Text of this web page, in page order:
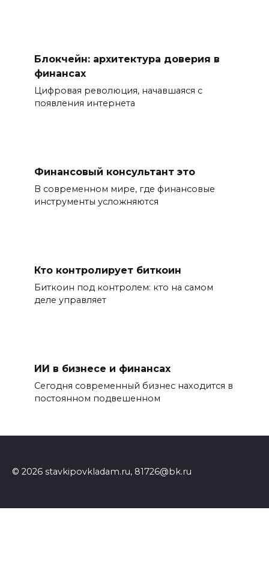
Блокчейн: архитектура доверия в
финансах
Цифровая революция, начавшаяся с
появления интернета
Финансовый консультант это
В современном мире, где финансовые
инструменты усложняются
Кто контролирует биткоин
Биткоин под контролем: кто на самом
деле управляет
ИИ в бизнесе и финансах
Сегодня современный бизнес находится в
постоянном подвешенном
© 2026 stavkipovkladam.ru, 81726@bk.ru